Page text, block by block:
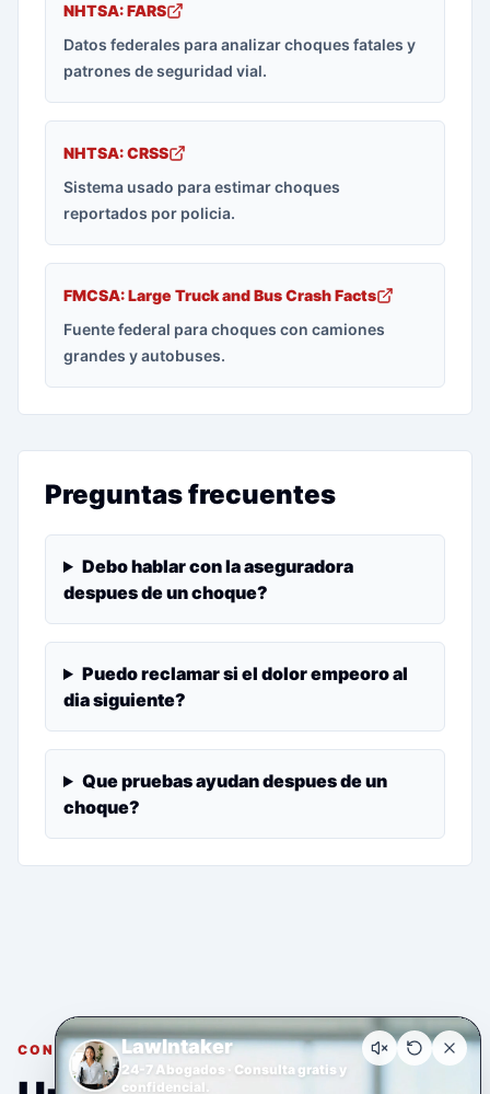
NHTSA: FARS
Datos federales para analizar choques fatales y
patrones de seguridad vial.
NHTSA: CRSS
Sistema usado para estimar choques
reportados por policia.
FMCSA: Large Truck and Bus Crash Facts
Fuente federal para choques con camiones
grandes y autobuses.
Preguntas frecuentes
Debo hablar con la aseguradora
despues de un choque?
Puedo reclamar si el dolor empeoro al
dia siguiente?
Que pruebas ayudan despues de un
choque?
CONSULTA GRATUITA Y CONFIDENCIAL
LawIntaker
24-7 Abogados · Consulta gratis y
confidencial.